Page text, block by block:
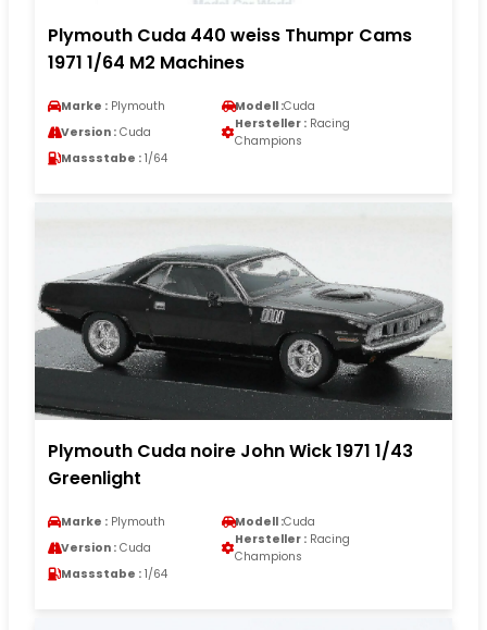
Plymouth Cuda 440 weiss Thumpr Cams
1971 1/64 M2 Machines
Marke : Plymouth Modell :Cuda
Version : Cuda
Hersteller : Racing
Champions
Massstabe : 1/64
Plymouth Cuda noire John Wick 1971 1/43
Greenlight
Marke : Plymouth Modell :Cuda
Version : Cuda
Hersteller : Racing
Champions
Massstabe : 1/64